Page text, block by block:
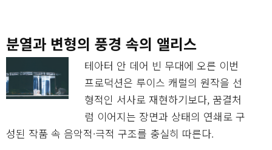
분열과 변형의 풍경 속의 앨리스
테아터 안 데어 빈 무대에 오른 이번
프로덕션은 루이스 캐럴의 원작을 선
형적인 서사로 재현하기보다, 꿈결처
럼 이어지는 장면과 상태의 연쇄로 구
성된 작품 속 음악적·극적 구조를 충실히 따른다.